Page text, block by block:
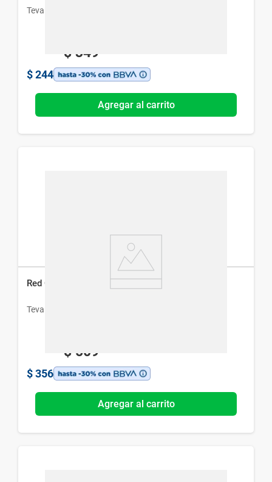
Teva
$ 349
$ 244
Agregar al carrito
Red Off Solución Oftálmica x 15 ml
Teva
$ 509
$ 356
Agregar al carrito